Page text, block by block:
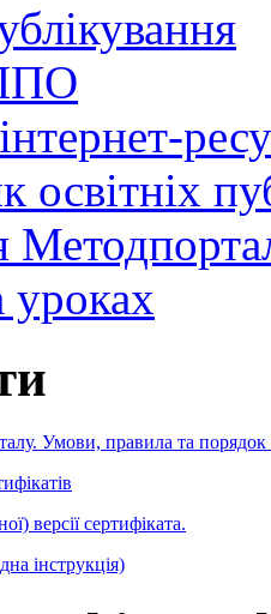
освітніх
Умови, правила та порядок
версії сертифіката.
інструкція)